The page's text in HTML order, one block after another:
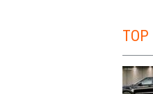
TOP